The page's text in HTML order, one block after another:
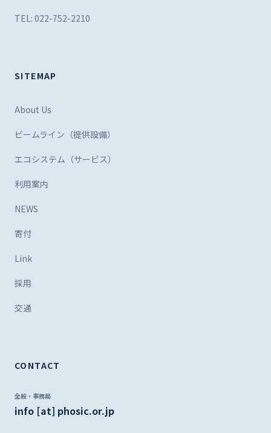
TEL: 022-752-2210
SITEMAP
About Us
ビームライン（提供設備）
エコシステム（サービス）
利用案内
NEWS
寄付
Link
採用
交通
CONTACT
全般・事務局
info [at] phosic.or.jp